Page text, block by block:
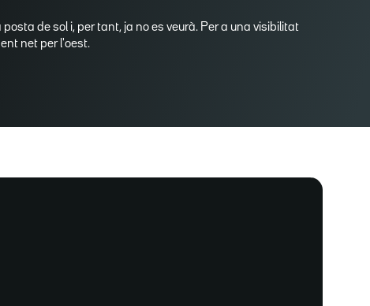
de sol i, per tant, ja no es veurà. Per a una visibilitat
net per l'oest.